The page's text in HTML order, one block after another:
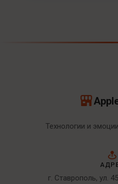
Технологии и
г. Ставрополь, ул.